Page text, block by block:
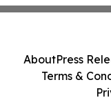
AboutPress
Terms &